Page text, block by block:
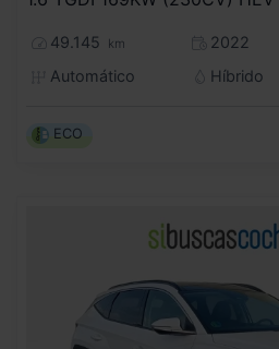
49.145 km
2022
Automático
Híbrido
ECO